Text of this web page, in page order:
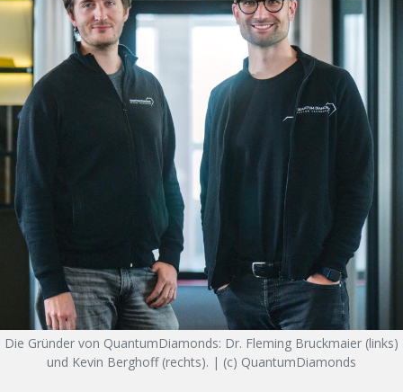
Die Gründer von QuantumDiamonds: Dr. Fleming Bruckmaier (links)
und Kevin Berghoff (rechts). | (c) QuantumDiamonds